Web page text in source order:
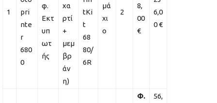
1
pri
nte
r
680
0
φ.
Εκτ
υπ
ωτ
ής
χα
ρτί
+
μεμ
βρ
άν
η)
tKi
t
68
80/
6R
μά
χι
ο
2
8,
00
€
6,0
0 €
Φ.
56,